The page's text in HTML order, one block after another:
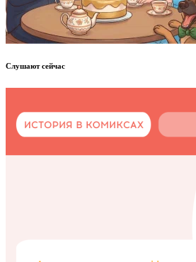
Слушают сейчас